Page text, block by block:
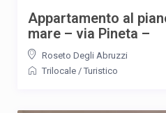
Appartamento al
mare – via Pineta –
Roseto Degli Abruzzi
Trilocale / Turistico